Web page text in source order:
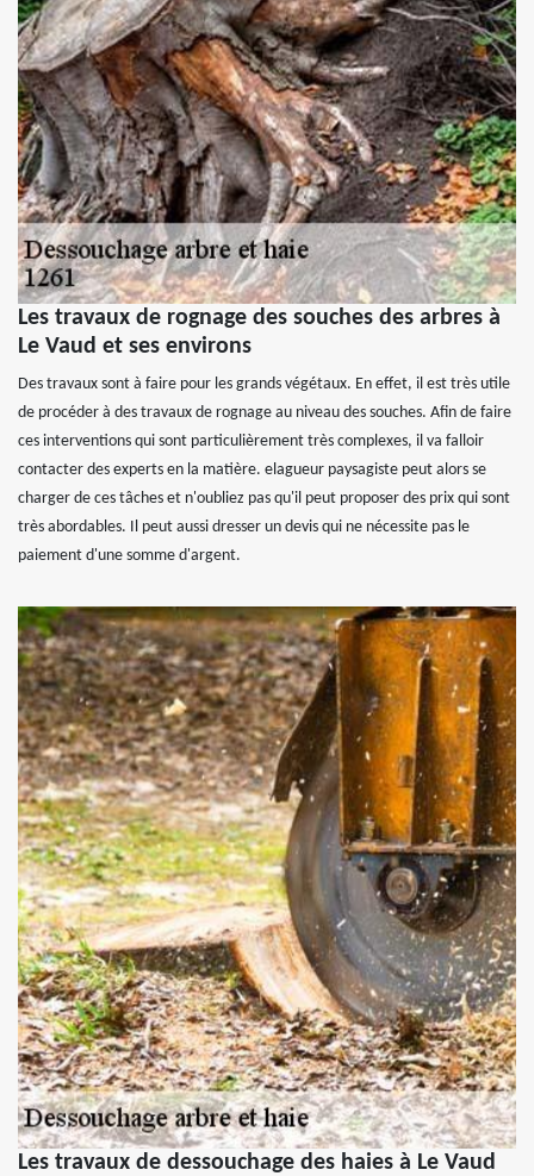
Les travaux de rognage des souches des arbres à
Le Vaud et ses environs
Des travaux sont à faire pour les grands végétaux. En effet, il est très utile
de procéder à des travaux de rognage au niveau des souches. Afin de faire
ces interventions qui sont particulièrement très complexes, il va falloir
contacter des experts en la matière. elagueur paysagiste peut alors se
charger de ces tâches et n'oubliez pas qu'il peut proposer des prix qui sont
très abordables. Il peut aussi dresser un devis qui ne nécessite pas le
paiement d'une somme d'argent.
Les travaux de dessouchage des haies à Le Vaud